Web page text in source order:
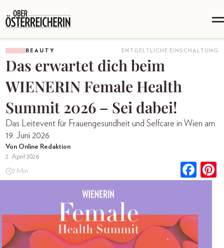
BEAUTY ENTGELTLICHE EINSCHALTUNG
Das erwartet dich beim
WIENERIN Female Health
Summit 2026 – Sei dabei!
Das Leitevent für Frauengesundheit und Selfcare in Wien am
19. Juni 2026
Von Online Redaktion
2. April 2026
7 Min.